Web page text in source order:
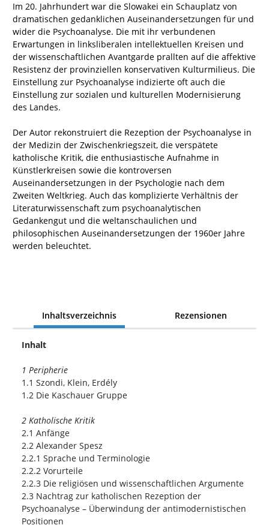
Im 20. Jahrhundert war die Slowakei ein Schauplatz von
dramatischen gedanklichen Auseinandersetzungen für und
wider die Psychoanalyse. Die mit ihr verbundenen
Erwartungen in linksliberalen intellektuellen Kreisen und
der wissenschaftlichen Avantgarde prallten auf die affektive
Resistenz der provinziellen konservativen Kulturmilieus. Die
Einstellung zur Psychoanalyse indizierte oft auch die
Einstellung zur sozialen und kulturellen Modernisierung
des Landes.
Der Autor rekonstruiert die Rezeption der Psychoanalyse in
der Medizin der Zwischenkriegszeit, die verspätete
katholische Kritik, die enthusiastische Aufnahme in
Künstlerkreisen sowie die kontroversen
Auseinandersetzungen in der Psychologie nach dem
Zweiten Weltkrieg. Auch das komplizierte Verhältnis der
Literaturwissenschaft zum psychoanalytischen
Gedankengut und die weltanschaulichen und
philosophischen Auseinandersetzungen der 1960er Jahre
werden beleuchtet.
Inhaltsverzeichnis Rezensionen
Inhalt
1 Peripherie
1.1 Szondi, Klein, Erdély
1.2 Die Kaschauer Gruppe
2 Katholische Kritik
2.1 Anfänge
2.2 Alexander Spesz
2.2.1 Sprache und Terminologie
2.2.2 Vorurteile
2.2.3 Die religiösen und wissenschaftlichen Argumente
2.3 Nachtrag zur katholischen Rezeption der
Psychoanalyse – Überwindung der antimodernistischen
Positionen